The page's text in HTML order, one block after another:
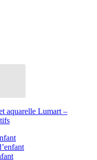
aquarelle Lumart –